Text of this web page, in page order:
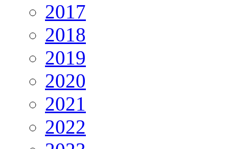
2017
2018
2019
2020
2021
2022